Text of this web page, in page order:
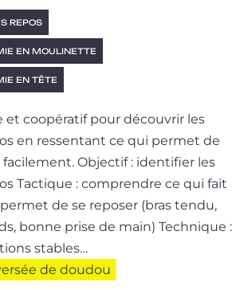
REPOS
EN MOULINETTE
EN TÊTE
et coopé­ra­tif pour décou­vrir les
en res­sen­tant ce qui per­met de
Objectif : identifier les
Tactique : com­prendre ce qui fait
de se repo­ser (bras ten­du,
bonne prise de main) Technique :
stables…
de doudou